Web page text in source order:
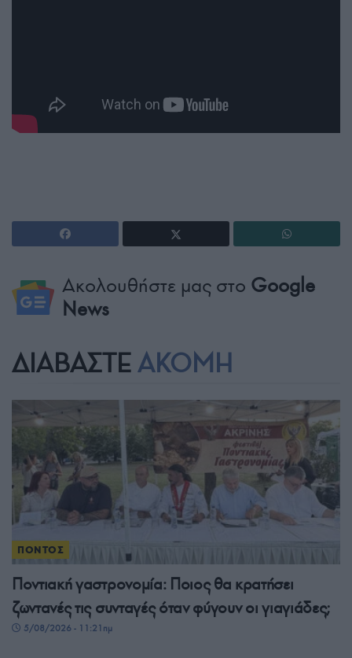
Ακολουθήστε μας στο Google
News
ΔΙΑΒΑΣΤΕ ΑΚΟΜΗ
ΠΟΝΤΟΣ
Ποντιακή γαστρονομία: Ποιος θα κρατήσει
ζωντανές τις συνταγές όταν φύγουν οι γιαγιάδες;
5/08/2026 - 11:21πμ